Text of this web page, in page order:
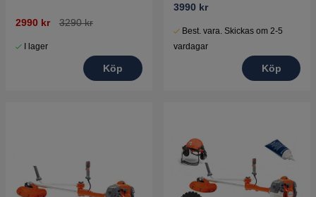
2990 kr 3290 kr
I lager
Köp
3990 kr
Best. vara. Skickas om 2-5
vardagar
Köp